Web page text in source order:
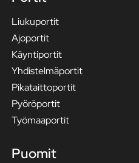
Liukuportit
Ajoportit
Käyntiportit
Yhdistelmäportit
Pikataittoportit
Pyöröportit
Työmaaportit
Puomit